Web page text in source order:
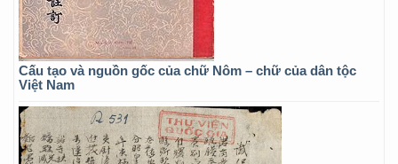
Cấu tạo và nguồn gốc của chữ Nôm – chữ của dân tộc
Việt Nam